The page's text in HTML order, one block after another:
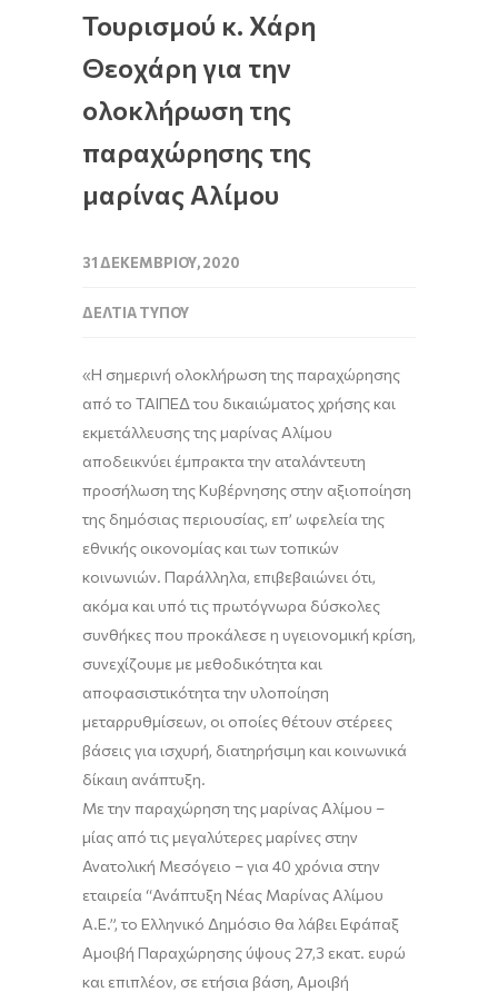
Τουρισμού κ. Χάρη
Θεοχάρη για την
ολοκλήρωση της
παραχώρησης της
μαρίνας Αλίμου
31 ΔΕΚΕΜΒΡΊΟΥ, 2020
ΔΕΛΤΊΑ ΤΎΠΟΥ
«Η σημερινή ολοκλήρωση της παραχώρησης
από το ΤΑΙΠΕΔ του δικαιώματος χρήσης και
εκμετάλλευσης της μαρίνας Αλίμου
αποδεικνύει έμπρακτα την αταλάντευτη
προσήλωση της Κυβέρνησης στην αξιοποίηση
της δημόσιας περιουσίας, επ’ ωφελεία της
εθνικής οικονομίας και των τοπικών
κοινωνιών. Παράλληλα, επιβεβαιώνει ότι,
ακόμα και υπό τις πρωτόγνωρα δύσκολες
συνθήκες που προκάλεσε η υγειονομική κρίση,
συνεχίζουμε με μεθοδικότητα και
αποφασιστικότητα την υλοποίηση
μεταρρυθμίσεων, οι οποίες θέτουν στέρεες
βάσεις για ισχυρή, διατηρήσιμη και κοινωνικά
δίκαιη ανάπτυξη.
Με την παραχώρηση της μαρίνας Αλίμου –
μίας από τις μεγαλύτερες μαρίνες στην
Ανατολική Μεσόγειο –για 40 χρόνια στην
εταιρεία “Ανάπτυξη Νέας Μαρίνας Αλίμου
Α.Ε.”, το Ελληνικό Δημόσιο θα λάβει Εφάπαξ
Αμοιβή Παραχώρησης ύψους 27,3 εκατ. ευρώ
και επιπλέον, σε ετήσια βάση, Αμοιβή